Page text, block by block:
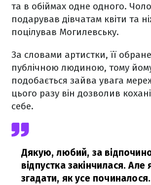
та в обіймах одне одного.
подарував дівчатам квіти та
поцілував Могилевську.
За словами артистки, її
публічною людиною, тому
подобається зайва увага
цього разу він дозволив
себе.
Дякую, любий, за
відпустка закінчилася. Але
згадати, як усе